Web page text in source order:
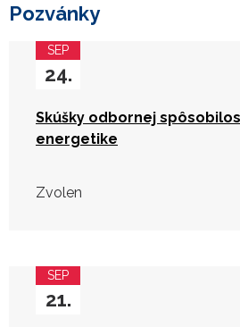
Pozvánky
SEP
24.
Skúšky odbornej
energetike
Zvolen
SEP
21.